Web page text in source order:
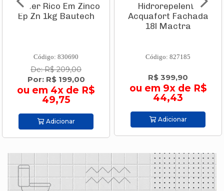
Primer Rico Em Zinco
Ep Zn 1kg Bautech
Código: 830690
De: R$ 209,00
Por: R$ 199,00
ou em 4x de R$
49,75
Adicionar
Hidrorepelente
Acquafort Fachada
18l Mactra
Código: 827185
R$ 399,90
ou em 9x de R$
44,43
Adicionar